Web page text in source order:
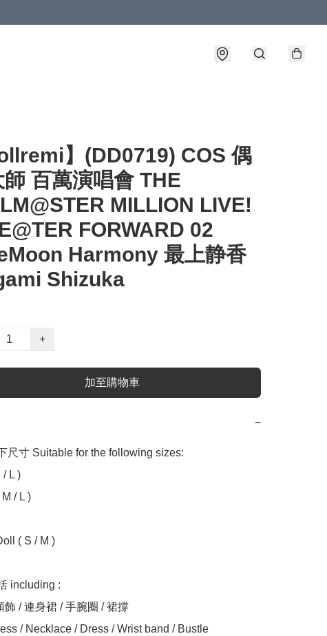
】(DD0719) COS 偶
百萬演唱會 THE
MILLION LIVE!
FORWARD 02
Harmony 最上静香
Shizuka
+
加至購物車
−
尺寸 Suitable for the following sizes:
/ L )
/ L )
( S / M )
including :
飾 / 連身裙 / 手腕圈 / 裙撐
/ Necklace / Dress / Wrist band / Bustle